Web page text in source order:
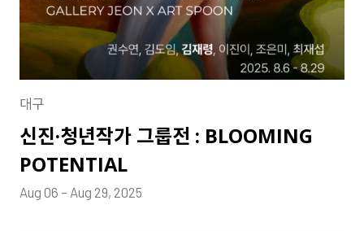
대구
신진·청년작가 그룹전 : BLOOMING
POTENTIAL
Aug 06 – Aug 29, 2025